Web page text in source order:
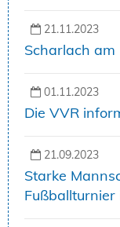
21.11.2023
Scharlach am
01.11.2023
Die VVR
21.09.2023
Starke
Fußballturnier